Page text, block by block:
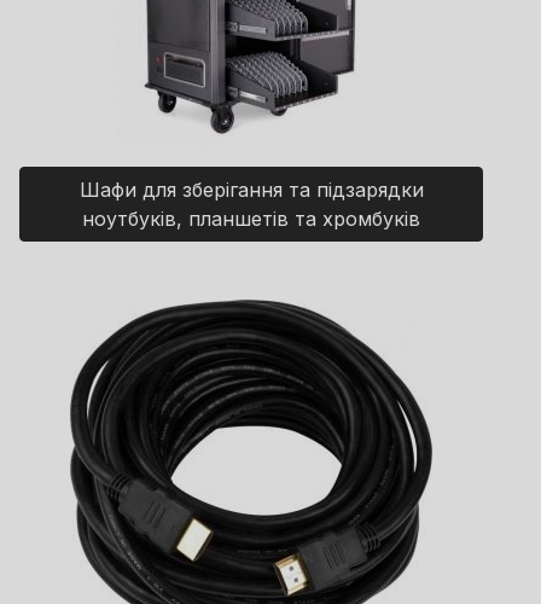
Шафи для зберігання та підзарядки
ноутбуків, планшетів та хромбуків